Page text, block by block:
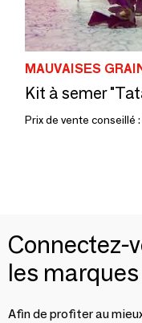
MAUVAISES
Kit à semer
Prix de vente conseillé :
Connectez-
les marques
Afin de profiter au